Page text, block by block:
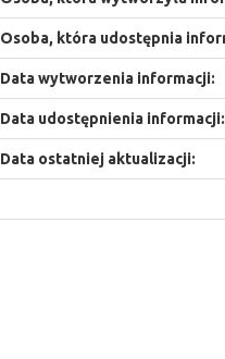
Osoba, która udostępnia
Data wytworzenia informacji:
Data udostępnienia informacji:
Data ostatniej aktualizacji: